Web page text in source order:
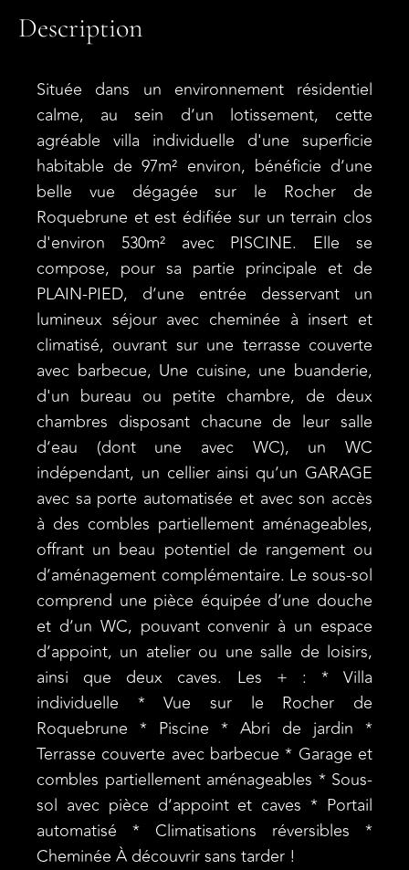
Description
Située dans un environnement résidentiel
calme, au sein d’un lotissement, cette
agréable villa individuelle d'une superficie
habitable de 97m² environ, bénéficie d’une
belle vue dégagée sur le Rocher de
Roquebrune et est édifiée sur un terrain clos
d'environ 530m² avec PISCINE. Elle se
compose, pour sa partie principale et de
PLAIN-PIED, d’une entrée desservant un
lumineux séjour avec cheminée à insert et
climatisé, ouvrant sur une terrasse couverte
avec barbecue, Une cuisine, une buanderie,
d'un bureau ou petite chambre, de deux
chambres disposant chacune de leur salle
d’eau (dont une avec WC), un WC
indépendant, un cellier ainsi qu’un GARAGE
avec sa porte automatisée et avec son accès
à des combles partiellement aménageables,
offrant un beau potentiel de rangement ou
d’aménagement complémentaire. Le sous-sol
comprend une pièce équipée d’une douche
et d’un WC, pouvant convenir à un espace
d’appoint, un atelier ou une salle de loisirs,
ainsi que deux caves. Les + : * Villa
individuelle * Vue sur le Rocher de
Roquebrune * Piscine * Abri de jardin *
Terrasse couverte avec barbecue * Garage et
combles partiellement aménageables * Sous-
sol avec pièce d’appoint et caves * Portail
automatisé * Climatisations réversibles *
Cheminée À découvrir sans tarder !